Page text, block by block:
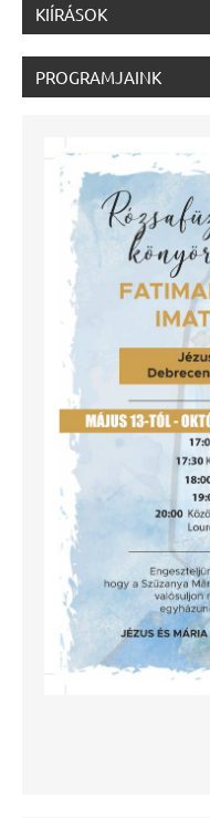
KIÍRÁSOK
PROGRAMJAINK